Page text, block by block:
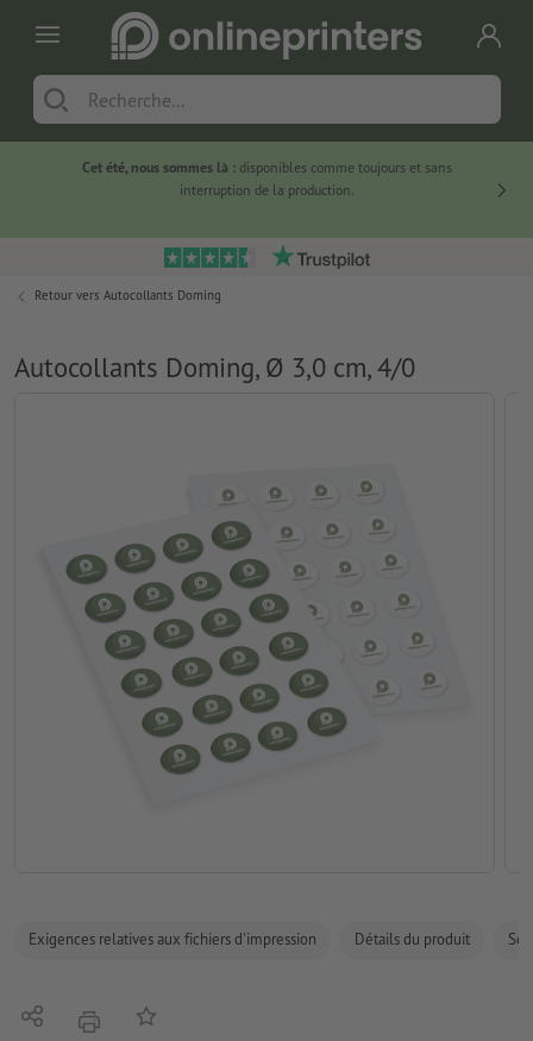
Cet été, nous sommes là :disponibles comme toujours et sans
interruption de la production.
Retour vers Autocollants Doming
Autocollants Doming, Ø 3,0 cm, 4/0
Exigences relatives aux fichiers d'impression Détails du produit
PartagerimprimerAjouter à liste d'article